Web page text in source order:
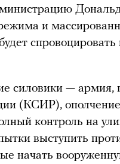
и
спровоцировать
силовики — армия,
(КСИР),
контроль на
выступить
начать